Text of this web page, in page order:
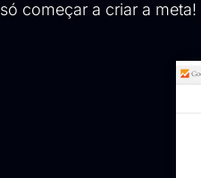
só começar a criar a meta!